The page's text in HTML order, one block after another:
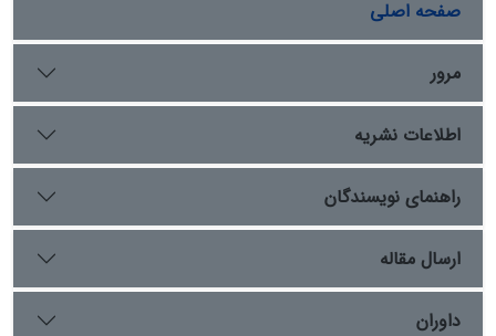
بستن مجلس، برخلاف آراء کسروی، باتوجه‌به تهدید سفرای
روس و انگلیس، درصدد مماشات و همراهی با محمد‌علی شاه
بود و به خویشتن‌داری و برهم زدن اجتماع مجاهدان تأکید
کرد. او شب پیش‌از به توپ بستن مجلس، خانه‌نشینی را به
ممارست در مقابله با جبهۀ استبداد و عزیمت به مجلس
ترجیح داد و عازم سفارت انگلیس شد. برخلاف نظر کسروی،
به‌نظر می‌رسد، تقی‌زاده گماشته و همکار با سیاست
انگلیسی‌ها نبوده‌است؛ ولی تصور نادرست نسبت به همراهی
انگلیسی‌ها با خواست مردم و مشروطه، بر این برداشت
کسروی تأثیر گذاشت. پژوهش حاضر با بهره‌گیری از منابع
کتابخانه‌ای، مجلات و مقاله‌ها، به‌شیوۀ توصیفی-تبیینی به
موضوع پرداخته است.
صفحه اصلی
مرور
اطلاعات نشریه
راهنمای نویسندگان
ارسال مقاله
داوران